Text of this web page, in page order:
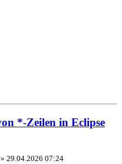
*-Zeilen in Eclipse
29.04.2026 07:24